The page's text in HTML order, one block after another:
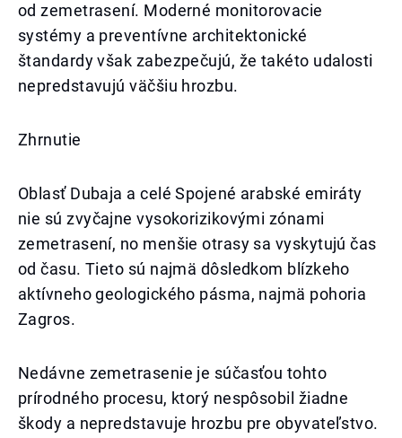
od zemetrasení. Moderné monitorovacie
systémy a preventívne architektonické
štandardy však zabezpečujú, že takéto udalosti
nepredstavujú väčšiu hrozbu.
Zhrnutie
Oblasť Dubaja a celé Spojené arabské emiráty
nie sú zvyčajne vysokorizikovými zónami
zemetrasení, no menšie otrasy sa vyskytujú čas
od času. Tieto sú najmä dôsledkom blízkeho
aktívneho geologického pásma, najmä pohoria
Zagros.
Nedávne zemetrasenie je súčasťou tohto
prírodného procesu, ktorý nespôsobil žiadne
škody a nepredstavuje hrozbu pre obyvateľstvo.